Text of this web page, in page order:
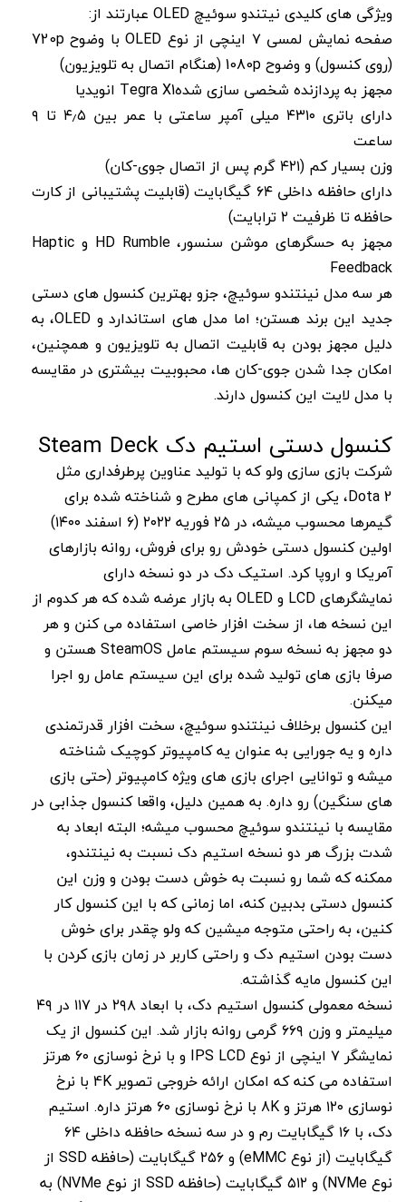
ویژگی های کلیدی نیتندو سوئیچ OLED عبارتند از:
صفحه نمایش لمسی ۷ اینچی از نوع OLED با وضوح 720p
(روی کنسول) و وضوح 1080p (هنگام اتصال به تلویزیون)
مجهز به پردازنده شخصی سازی شدهTegra X1 انویدیا
دارای باتری ۴۳۱۰ میلی آمپر ساعتی با عمر بین ۴٫۵ تا ۹
ساعت
وزن بسیار کم (۴۲۱ گرم پس از اتصال جوی-کان)
دارای حافظه داخلی ۶۴ گیگابایت (قابلیت پشتیبانی از کارت
حافظه تا ظرفیت ۲ ترابایت)
مجهز به حسگرهای موشن سنسور، HD Rumble و Haptic
Feedback
هر سه مدل نینتندو سوئیچ، جزو بهترین کنسول های دستی
جدید این برند هستن؛ اما مدل های استاندارد و OLED، به
دلیل مجهز بودن به قابلیت اتصال به تلویزیون و همچنین،
امکان جدا شدن جوی-کان ها، محبوبیت بیشتری در مقایسه
با مدل لایت این کنسول دارند.
کنسول دستی استیم دک Steam Deck
شرکت بازی سازی ولو که با تولید عناوین پرطرفداری مثل
Dota 2، یکی از کمپانی های مطرح و شناخته شده برای
گیمرها محسوب میشه، در ۲۵ فوریه ۲۰۲۲ (۶ اسفند ۱۴۰۰)
اولین کنسول دستی خودش رو برای فروش، روانه بازارهای
آمریکا و اروپا کرد. استیک دک در دو نسخه دارای
نمایشگرهای LCD و OLED به بازار عرضه شده که هر کدوم از
این نسخه ها، از سخت افزار خاصی استفاده می کنن و هر
دو مجهز به نسخه سوم سیستم عامل SteamOS هستن و
صرفا بازی های تولید شده برای این سیستم عامل رو اجرا
میکنن.
این کنسول برخلاف نینتندو سوئیچ، سخت افزار قدرتمندی
داره و یه جورایی به عنوان یه کامپیوتر کوچیک شناخته
میشه و توانایی اجرای بازی های ویژه کامپیوتر (حتی بازی
های سنگین) رو داره. به همین دلیل، واقعا کنسول جذابی در
مقایسه با نینتندو سوئیچ محسوب میشه؛ البته ابعاد به
شدت بزرگ هر دو نسخه استیم دک نسبت به نینتندو،
ممکنه که شما رو نسبت به خوش دست بودن و وزن این
کنسول دستی بدبین کنه، اما زمانی که با این کنسول کار
کنین، به راحتی متوجه میشین که ولو چقدر برای خوش
دست بودن استیم دک و راحتی کاربر در زمان بازی کردن با
این کنسول مایه گذاشته.
نسخه معمولی کنسول استیم دک، با ابعاد ۲۹۸ در ۱۱۷ در ۴۹
میلیمتر و وزن ۶۶۹ گرمی روانه بازار شد. این کنسول از یک
نمایشگر ۷ اینچی از نوع IPS LCD و با نرخ نوسازی ۶۰ هرتز
استفاده می کنه که امکان ارائه خروجی تصویر 4K با نرخ
نوسازی ۱۲۰ هرتز و 8K با نرخ نوسازی ۶۰ هرتز داره. استیم
دک، با ۱۶ گیگابایت رم و در سه نسخه حافظه داخلی ۶۴
گیگابایت (از نوع eMMC) و ۲۵۶ گیگابایت (حافظه SSD از
نوع NVMe) و ۵۱۲ گیگابایت (حافظه SSD از نوع NVMe) به